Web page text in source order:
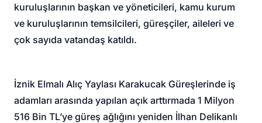
kuruluşlarının başkan ve yöneticileri, kamu kurum
ve kuruluşlarının temsilcileri, güreşçiler, aileleri ve
çok sayıda vatandaş katıldı.
İznik Elmalı Alıç Yaylası Karakucak Güreşlerinde iş
adamları arasında yapılan açık arttırmada 1 Milyon
516 Bin TL’ye güreş ağlığını yeniden İlhan Delikanlı